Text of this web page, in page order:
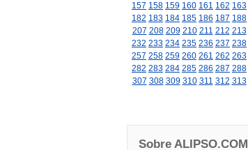
157 158 159 160 161 162 163
182 183 184 185 186 187 188
207 208 209 210 211 212 213
232 233 234 235 236 237 238
257 258 259 260 261 262 263
282 283 284 285 286 287 288
307 308 309 310 311 312 313
Sobre ALIPSO.COM